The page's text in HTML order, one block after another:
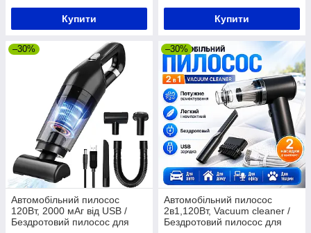
Купити Купити
–30%
Автомобільний пилосос
120Вт, 2000 мАг від USB /
Бездротовий пилосос для
–30%
Автомобільний пилосос
2в1,120Вт, Vacuum cleaner /
Бездротовий пилосос для